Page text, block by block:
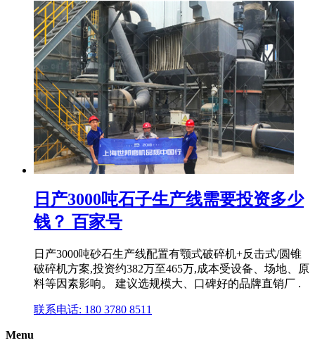
日产3000吨石子生产线需要投资多少
钱？ 百家号
日产3000吨砂石生产线配置有颚式破碎机+反击式/圆锥
破碎机方案,投资约382万至465万,成本受设备、场地、原
料等因素影响。 建议选规模大、口碑好的品牌直销厂 .
联系电话: 180 3780 8511
Menu